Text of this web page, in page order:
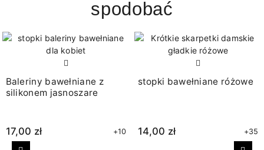
spodobać
Baleriny bawełniane z
silikonem jasnoszare
17,00 zł +10
stopki bawełniane różowe
14,00 zł +35